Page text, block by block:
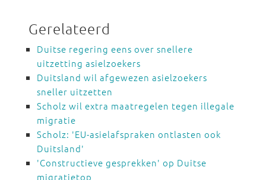
Gerelateerd
Duitse regering eens over snellere
uitzetting asielzoekers
Duitsland wil afgewezen asielzoekers
sneller uitzetten
Scholz wil extra maatregelen tegen illegale
migratie
Scholz: 'EU-asielafspraken ontlasten ook
Duitsland'
'Constructieve gesprekken' op Duitse
migratietop